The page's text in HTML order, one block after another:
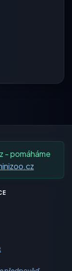
- pomáháme